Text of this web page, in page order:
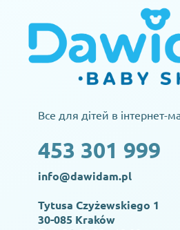
Все для дітей в інтернет-
453 301 999
info@dawidam.pl
Tytusa Czyżewskiego 1
30-085 Kraków